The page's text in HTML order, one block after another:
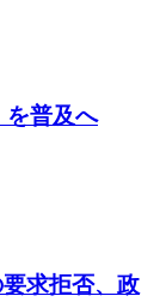
を普及へ
求拒否、政